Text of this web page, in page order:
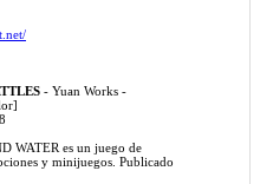
- Yuan Works -
WATER es un juego de
y minijuegos. Publicado